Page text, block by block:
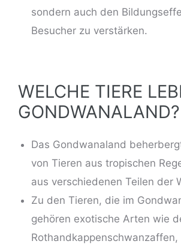
sondern auch den
Besucher zu verstärken.
WELCHE TIERE
GONDWANALAND?
Das Gondwanaland
von Tieren aus tropischen
aus verschiedenen Teilen der
Zu den Tieren, die im
gehören exotische Arten wie
Rothandkappenschwanzaffen,